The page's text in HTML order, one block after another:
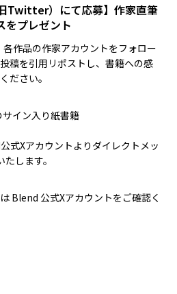
Twitter）にて応募】作家直筆
をプレゼント
作品の作家アカウントをフォロー
稿を引用リポストし、書籍への感
ださい。
サイン入り紙書籍
式Xアカウントよりダイレクトメッ
します。
Blend 公式Xアカウントをご確認く